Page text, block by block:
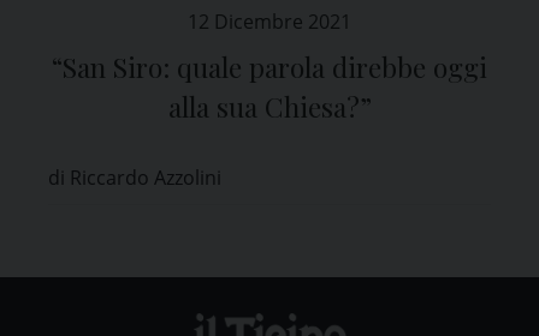
12 Dicembre 2021
“San Siro: quale parola direbbe oggi
alla sua Chiesa?”
di Riccardo Azzolini